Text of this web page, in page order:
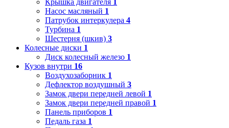
Насос масляный 1
Патрубок интеркулера 4
Турбина 1
Шестерня (шкив) 3
Колесные диски 1
Диск колесный железо 1
Кузов внутри 16
Воздухозаборник 1
Дефлектор воздушный 3
Замок двери передней левой 1
Замок двери передней правой 1
Панель приборов 1
Педаль газа 1